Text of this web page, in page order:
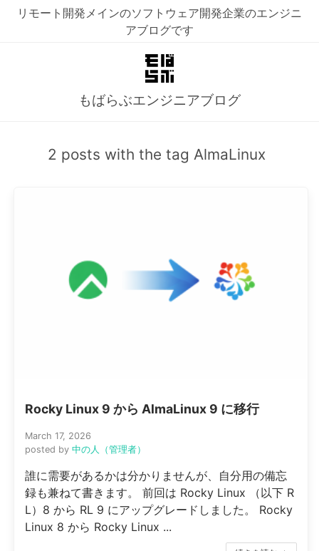
リモート開発メインのソフトウェア開発企業のエンジニ
アブログです
もばらぶエンジニアブログ
2 posts with the tag AlmaLinux
Rocky Linux 9 から AlmaLinux 9 に移行
March 17, 2026
posted by 中の人（管理者）
誰に需要があるかは分かりませんが、自分用の備忘
録も兼ねて書きます。 前回は Rocky Linux （以下 R
L）8 から RL 9 にアップグレードしました。 Rocky
Linux 8 から Rocky Linux ...